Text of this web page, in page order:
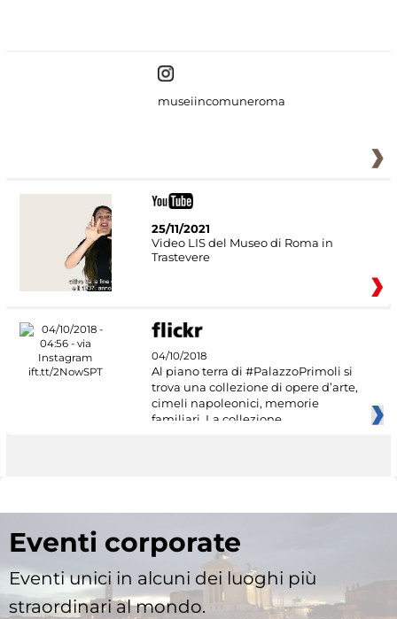
museiincomuneroma
25/11/2021
Video LIS del Museo di Roma in
Trastevere
04/10/2018
Al piano terra di #PalazzoPrimoli si
trova una collezione di opere d’arte,
cimeli napoleonici, memorie
familiari. La collezione
Eventi corporate
Eventi unici in alcuni dei luoghi più
straordinari al mondo.